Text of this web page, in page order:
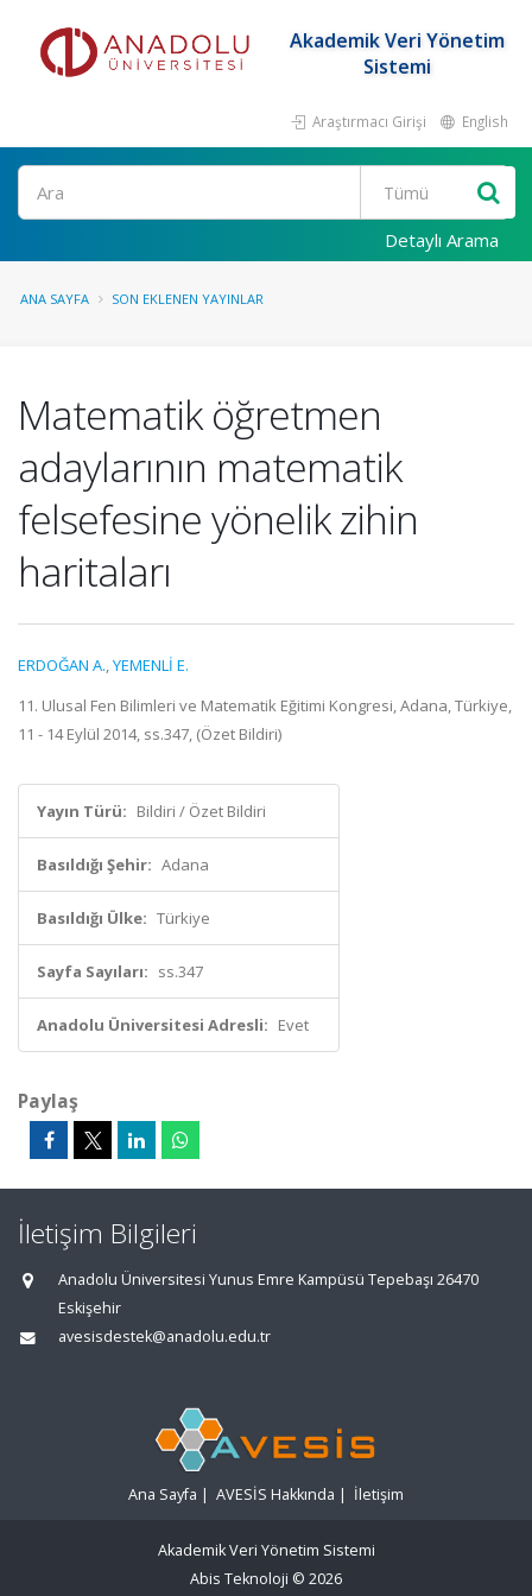
Akademik Veri Yönetim
Sistemi
Araştırmacı Girişi English
Ara
Detaylı Arama
ANA SAYFA SON EKLENEN YAYINLAR
Matematik öğretmen
adaylarının matematik
felsefesine yönelik zihin
haritaları
ERDOĞAN A.,YEMENLİ E.
11. Ulusal Fen Bilimleri ve Matematik Eğitimi Kongresi, Adana, Türkiye,
11 - 14 Eylül 2014, ss.347, (Özet Bildiri)
Yayın Türü: Bildiri / Özet Bildiri
Basıldığı Şehir: Adana
Basıldığı Ülke: Türkiye
Sayfa Sayıları: ss.347
Anadolu Üniversitesi Adresli: Evet
Paylaş
İletişim Bilgileri
Anadolu Üniversitesi Yunus Emre Kampüsü Tepebaşı 26470
Eskişehir
avesisdestek@anadolu.edu.tr
Ana Sayfa | AVESİS Hakkında | İletişim
Akademik Veri Yönetim Sistemi
Abis Teknoloji © 2026